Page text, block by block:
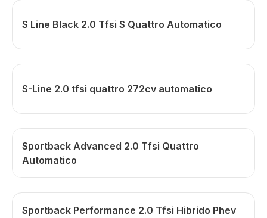
S Line Black 2.0 Tfsi S Quattro Automatico
S-Line 2.0 tfsi quattro 272cv automatico
Sportback Advanced 2.0 Tfsi Quattro
Automatico
Sportback Performance 2.0 Tfsi Hibrido Phev